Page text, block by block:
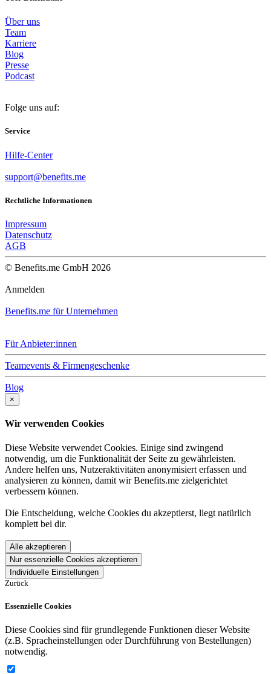
Über uns
Team
Karriere
Blog
Presse
Podcast
Folge uns auf:
Service
Hilfe-Center
support@benefits.me
Rechtliche Informationen
Impressum
Datenschutz
AGB
© Benefits.me GmbH 2026
Anmelden
Benefits.me für Unternehmen
Für Anbieter:innen
Teamevents & Firmengeschenke
Blog
×
Wir verwenden Cookies
Diese Website verwendet Cookies. Einige sind zwingend
notwendig, um die Funktionalität der Seite zu gewährleisten.
Andere helfen uns, Nutzeraktivitäten anonymisiert erfassen und
analysieren zu können, damit wir Benefits.me zielgerichtet
verbessern können.
Die Entscheidung, welche Cookies du akzeptierst, liegt natürlich
komplett bei dir.
Alle akzeptieren
Nur essenzielle Cookies akzeptieren
Individuelle Einstellungen
Zurück
Essenzielle Cookies
Diese Cookies sind für grundlegende Funktionen dieser Website
(z.B. Spracheinstellungen oder Durchführung von Bestellungen)
notwendig.